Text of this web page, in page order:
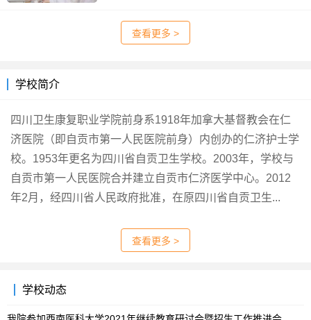
查看更多 >
学校简介
四川卫生康复职业学院前身系1918年加拿大基督教会在仁
济医院（即自贡市第一人民医院前身）内创办的仁济护士学
校。1953年更名为四川省自贡卫生学校。2003年，学校与
自贡市第一人民医院合并建立自贡市仁济医学中心。2012
年2月，经四川省人民政府批准，在原四川省自贡卫生...
查看更多 >
学校动态